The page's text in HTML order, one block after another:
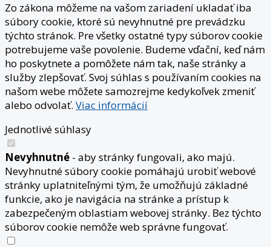
Zo zákona môžeme na vašom zariadení ukladať iba
súbory cookie, ktoré sú nevyhnutné pre prevádzku
týchto stránok. Pre všetky ostatné typy súborov cookie
potrebujeme vaše povolenie. Budeme vďační, keď nám
ho poskytnete a pomôžete nám tak, naše stránky a
služby zlepšovať. Svoj súhlas s používaním cookies na
našom webe môžete samozrejme kedykoľvek zmeniť
alebo odvolať. Viac informácií
Jednotlivé súhlasy
Nevyhnutné - aby stránky fungovali, ako majú.
Nevyhnutné súbory cookie pomáhajú urobiť webové
stránky uplatniteľnými tým, že umožňujú základné
funkcie, ako je navigácia na stránke a prístup k
zabezpečeným oblastiam webovej stránky. Bez týchto
súborov cookie nemôže web správne fungovať.